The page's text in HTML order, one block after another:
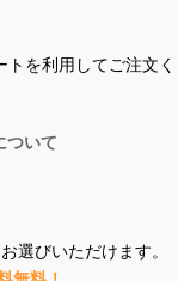
を利用してご注文く
ついて
選びいただけます。